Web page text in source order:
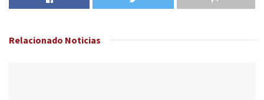
Relacionado Noticias